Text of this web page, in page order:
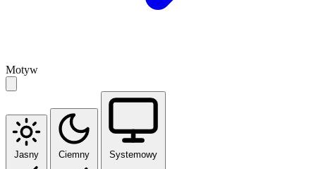
Motyw
Jasny Ciemny Systemowy